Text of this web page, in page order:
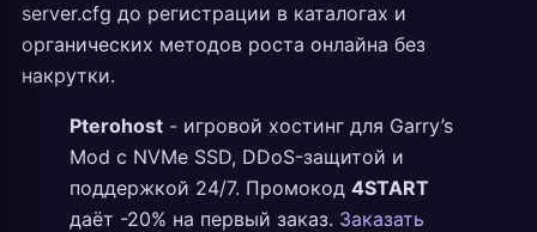
server.cfg до регистрации в каталогах и
органических методов роста онлайна без
накрутки.
Pterohost - игровой хостинг для Garry’s
Mod с NVMe SSD, DDoS-защитой и
поддержкой 24/7. Промокод 4START
даёт -20% на первый заказ. Заказать